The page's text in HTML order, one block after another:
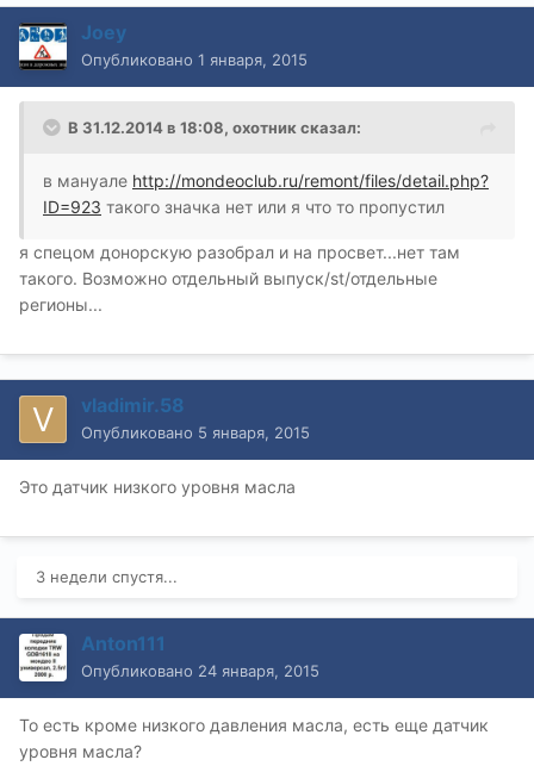
Joey
Опубликовано 1 января, 2015
В 31.12.2014 в 18:08, охотник сказал:
в мануале http://mondeoclub.ru/remont/files/detail.php?
ID=923 такого значка нет или я что то пропустил
я спецом донорскую разобрал и на просвет...нет там
такого. Возможно отдельный выпуск/st/отдельные
регионы...
vladimir.58
Опубликовано 5 января, 2015
Это датчик низкого уровня масла
3 недели спустя...
Anton111
Опубликовано 24 января, 2015
То есть кроме низкого давления масла, есть еще датчик
уровня масла?